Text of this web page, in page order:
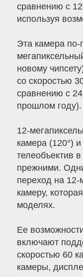
сравнению с
используя
Эта камера
новому
со скоростью
сравнению с
прошлом году).
12-
камера (120°)
телеобъектив
прежними.
переход на
камеру,
моделях.
Ее
включают
скоростью 60
камеры,